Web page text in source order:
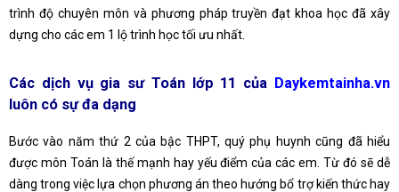
trình độ chuyên môn và phương pháp truyền đạt khoa học đã xây
dựng cho các em 1 lộ trình học tối ưu nhất.
Các dịch vụ gia sư Toán lớp 11 của Daykemtainha.vn
luôn có sự đa dạng
Bước vào năm thứ 2 của bậc THPT, quý phụ huynh cũng đã hiểu
được môn Toán là thế mạnh hay yếu điểm của các em. Từ đó sẽ dễ
dàng trong việc lựa chọn phương án theo hướng bổ trợ kiến thức hay